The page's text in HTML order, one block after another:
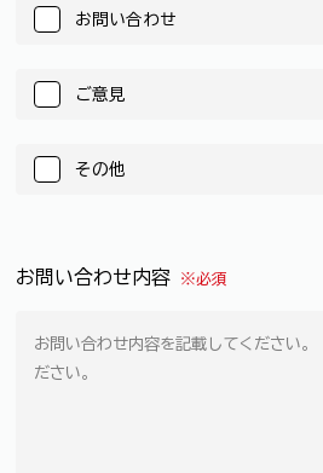
お問い合わせ
ご意見
その他
お問い合わせ内容 ※必須